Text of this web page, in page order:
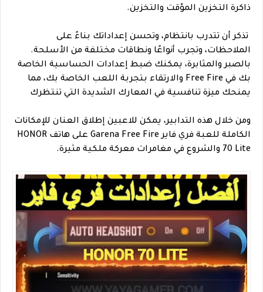
ذاكرة التخزين المؤقت والتخزين.
تذكر أن تتدرب بانتظام، وتحسن إعداداتك بناءً على
الملاحظات، وتجرب أنواعًا ونطاقات مختلفة من الأسلحة.
بالصبر والمثابرة، يمكنك ضبط إعدادات الحساسية الخاصة
بك في Free Fire والارتقاء بتجربة اللعب الخاصة بك، مما
يمنحك ميزة تنافسية في المعارك الشديدة التي تنتظرك
ومن خلال هذه التدابير، يمكن للاعبين إطلاق العنان للإمكانات
الكاملة للعبة فري فاير
Garena Free Fire على هاتف HONOR
70 Lite والشروع في مغامرات معركة ملكية مثيرة.